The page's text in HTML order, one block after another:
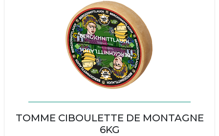
TOMME CIBOULETTE DE MONTAGNE
6KG